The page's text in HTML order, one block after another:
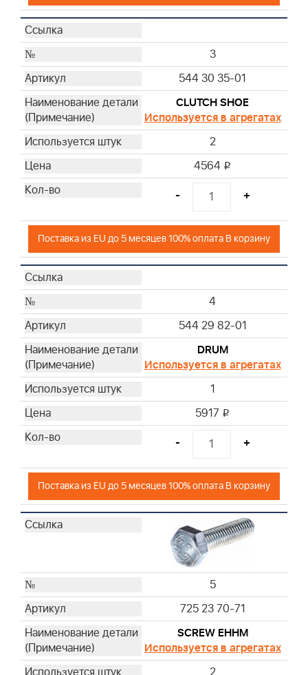
3
544 30 35-01
CLUTCH SHOE
Используется в агрегатах
2
4564 i
- +
Поставка из EU до 5 месяцев 100% оплата В корзину
4
544 29 82-01
DRUM
Используется в агрегатах
1
5917 i
- +
Поставка из EU до 5 месяцев 100% оплата В корзину
5
725 23 70-71
SCREW EHHM
Используется в агрегатах